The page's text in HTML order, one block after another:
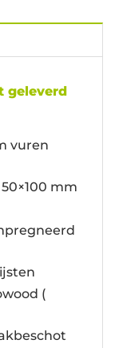
geleverd
vuren
mm
(